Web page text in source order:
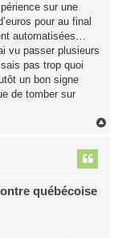
sur une
pour au final
automatisées…
vu passer plusieurs
pas trop quoi
un bon signe
de tomber sur
québécoise